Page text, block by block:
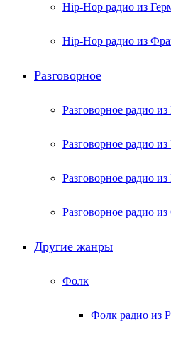
Hip-Hop радио из
Hip-Hop радио из
Разговорное
Разговорное радио из
Разговорное радио
Разговорное радио из
Разговорное радио
Другие жанры
Фолк
Фолк радио из